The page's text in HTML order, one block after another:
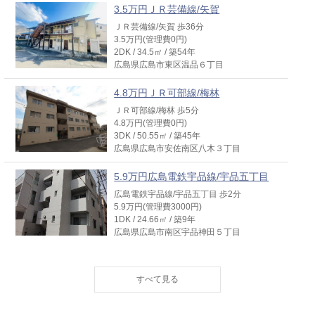
3.5万円ＪＲ芸備線/矢賀
ＪＲ芸備線/矢賀 歩36分
3.5万円(管理費0円)
2DK / 34.5㎡ / 築54年
広島県広島市東区温品６丁目
4.8万円ＪＲ可部線/梅林
ＪＲ可部線/梅林 歩5分
4.8万円(管理費0円)
3DK / 50.55㎡ / 築45年
広島県広島市安佐南区八木３丁目
5.9万円広島電鉄宇品線/宇品五丁目
広島電鉄宇品線/宇品五丁目 歩2分
5.9万円(管理費3000円)
1DK / 24.66㎡ / 築9年
広島県広島市南区宇品神田５丁目
広島電鉄宇品線/県病院前 歩7分
6.6万円(管理費1000円)